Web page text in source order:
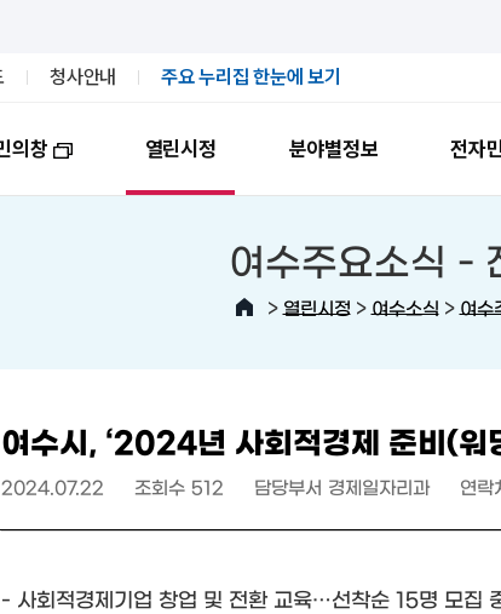
청사안내 주요 누리집 한눈에 보기
의창 열린시정 분야별정보 전자
여수주요소식 -
> 열린시정 > 여수소식 > 여수
여수시, ‘2024년 사회적경제 준비(워
2024.07.22 조회수 512 담당부서 경제일자리과 연락
- 사회적경제기업 창업 및 전환 교육…선착순 15명 모집